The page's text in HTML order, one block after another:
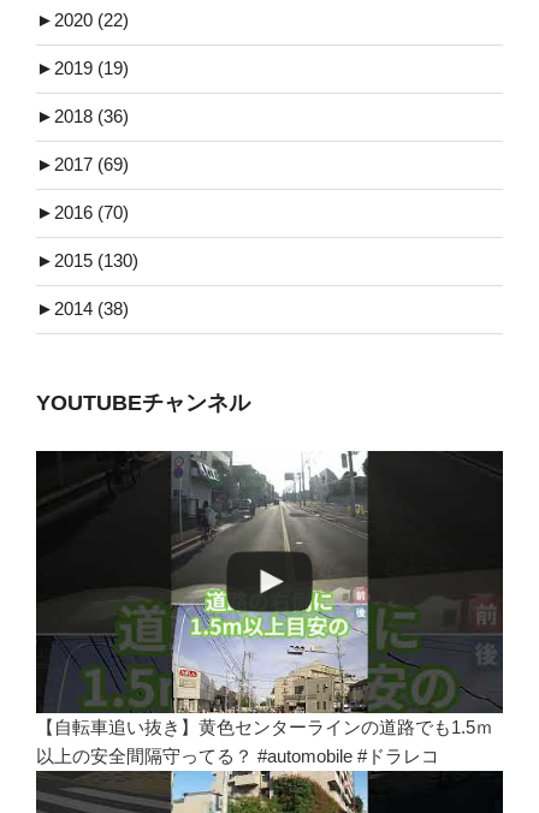
► 2020 (22)
► 2019 (19)
► 2018 (36)
► 2017 (69)
► 2016 (70)
► 2015 (130)
► 2014 (38)
YOUTUBEチャンネル
【自転車追い抜き】黄色センターラインの道路でも1.5ｍ
以上の安全間隔守ってる？ #automobile #ドラレコ